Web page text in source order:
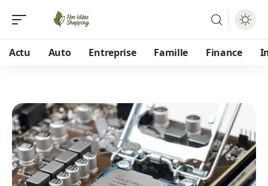
Actu Auto Entreprise Famille Finance